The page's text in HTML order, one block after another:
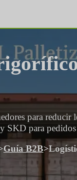
para reducir
SKD para
Guía B2B>